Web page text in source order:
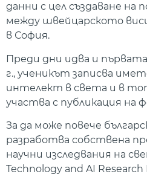
данни с цел създаване
между швейцарското
в София.
Преди дни идва и първата
г., ученикът записва
интелект в света и в топ
участва с публикация на
За да може повече
разработва собствена
научни изследвания на
Technology and AI